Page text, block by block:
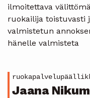
ilmoitettava
ruokailija toistuvasti
valmistetun
hänelle valmisteta
Jaana